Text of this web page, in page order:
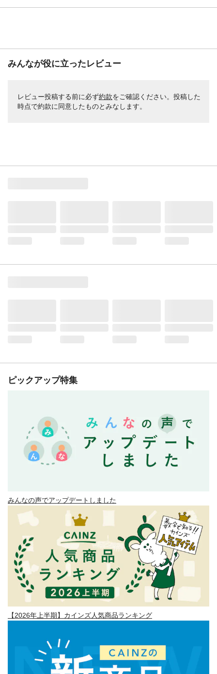
みんなが役に立ったレビュー
レビュー投稿する前に必ず約款をご確認ください。投稿した
時点で約款に同意したものとみなします。
ピックアップ特集
みんなの声でアップデートしました
【2026年上半期】カインズ人気商品ランキング